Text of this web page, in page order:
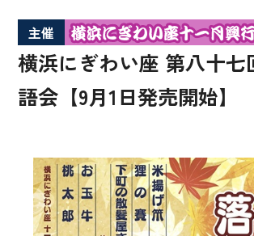
主催
横浜にぎわい座 第八十七
語会【9月1日発売開始】